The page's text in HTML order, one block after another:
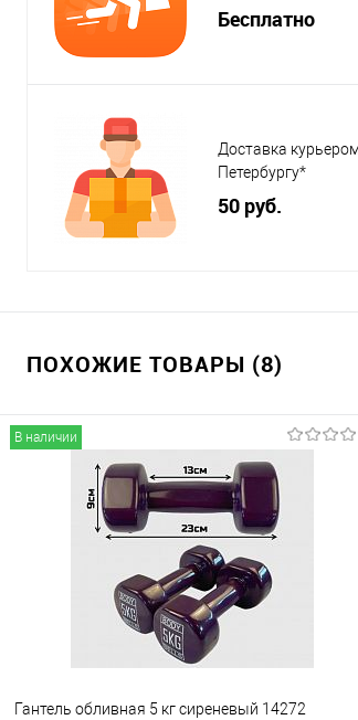
Бесплатно
Доставка
Петербургу*
50 руб.
ПОХОЖИЕ ТОВАРЫ (8)
В наличии
Гантель обливная 5 кг сиреневый 14272